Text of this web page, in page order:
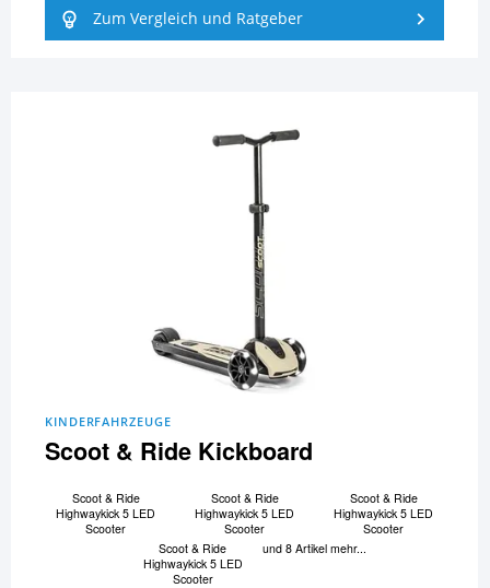
Zum Vergleich und Ratgeber
KINDERFAHRZEUGE
Scoot & Ride Kickboard
Scoot & Ride
Highwaykick 5 LED
Scooter
Scoot & Ride
Highwaykick 5 LED
Scooter
Scoot & Ride
Highwaykick 5 LED
Scooter
Scoot & Ride
Highwaykick 5 LED
Scooter
und 8 Artikel mehr...